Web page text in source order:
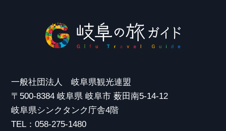
一般社団法人 岐阜県観光連盟
〒500-8384 岐阜県 岐阜市 薮田南5-14-12
岐阜県シンクタンク庁舎4階
TEL：058-275-1480